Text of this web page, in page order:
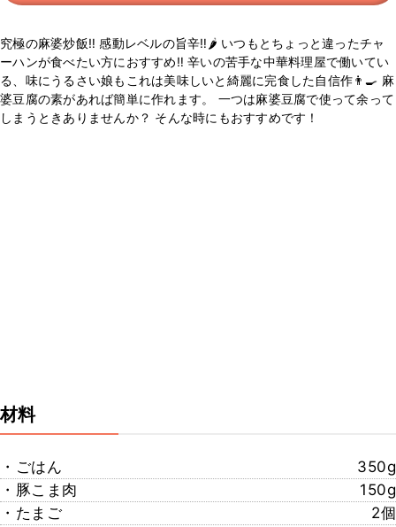
究極の麻婆炒飯‼︎ 感動レベルの旨辛‼︎🌶️ いつもとちょっと違ったチャ
ーハンが食べたい方におすすめ‼︎ 辛いの苦手な中華料理屋で働いてい
る、味にうるさい娘もこれは美味しいと綺麗に完食した自信作👨‍🍳 麻
婆豆腐の素があれば簡単に作れます。 一つは麻婆豆腐で使って余って
しまうときありませんか？ そんな時にもおすすめです！
材料
・ごはん
350g
・豚こま肉
150g
・たまご
2個